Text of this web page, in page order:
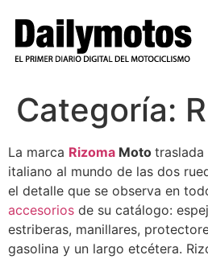
contenido
Categoría:
La marca Rizoma Moto traslada
italiano al mundo de las dos
el detalle que se observa en
accesorios de su catálogo:
estriberas, manillares,
gasolina y un largo etcétera.